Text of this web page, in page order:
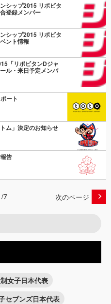
シップ2015 リポビタ
登録メンバー
シップ2015 リポビタ
ント情報
「リポビタンDジャ
ル・来日予定メンバ
ート
ム」決定のお知らせ
告
7 次のページ
女子日本代表
セブンズ日本代表